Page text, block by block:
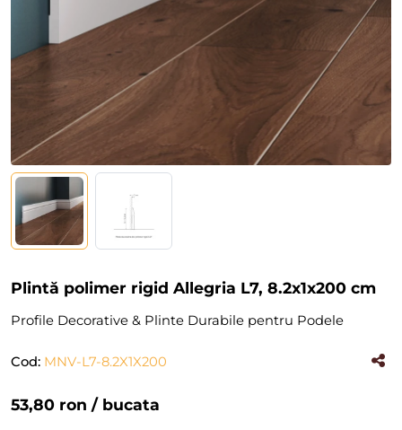
Plintă polimer rigid Allegria L7, 8.2x1x200 cm
Profile Decorative & Plinte Durabile pentru Podele
Cod: MNV-L7-8.2X1X200
53,80 ron / bucata